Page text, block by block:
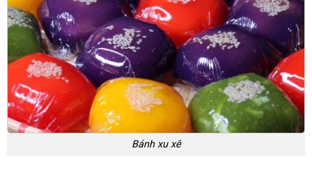
Bánh xu xê